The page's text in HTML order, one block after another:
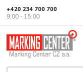
+420 234 700 700
9:00 - 15:00